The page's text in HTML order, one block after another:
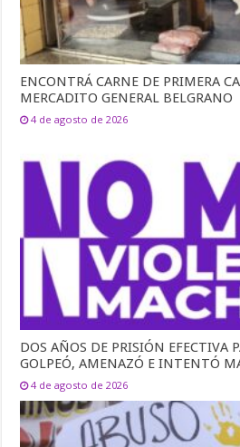
ENCONTRÁ CARNE DE PRIMERA
MERCADITO GENERAL BELGRANO
4 de agosto de 2026
DOS AÑOS DE PRISIÓN EFECTIVA
GOLPEÓ, AMENAZÓ E INTENTÓ
4 de agosto de 2026